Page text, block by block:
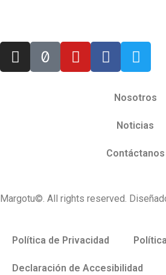
Nosotros
Noticias
Contáctanos
Margotu©. All rights reserved.
Política de Privacidad
Declaración de Accesibilidad